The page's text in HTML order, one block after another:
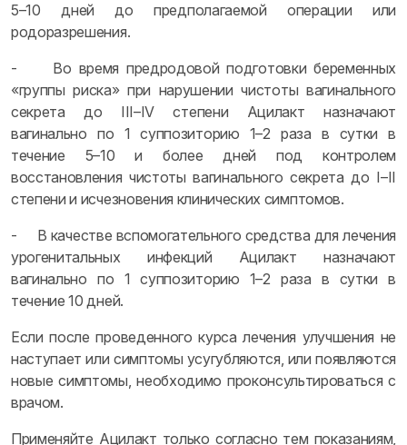
5–10 дней до предполагаемой операции или
родоразрешения.
- Во время предродовой подготовки беременных
«группы риска» при нарушении чистоты вагинального
секрета до III–IV степени Ацилакт назначают
вагинально по 1 суппозиторию 1–2 раза в сутки в
течение 5–10 и более дней под контролем
восстановления чистоты вагинального секрета до I–II
степени и исчезновения клинических симптомов.
- В качестве вспомогательного средства для лечения
урогенитальных инфекций Ацилакт назначают
вагинально по 1 суппозиторию 1–2 раза в сутки в
течение 10 дней.
Если после проведенного курса лечения улучшения не
наступает или симптомы усугубляются, или появляются
новые симптомы, необходимо проконсультироваться с
врачом.
Применяйте Ацилакт только согласно тем показаниям,